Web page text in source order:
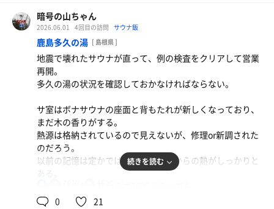
終始、雨の外気浴。
雨に打たれることを心配していたが、インフィニティの上
にはタープが設置。
タープのおかげで雨がしのげる。
雨の外気浴で雨がしのげること自体が気持ちいい。
ポツポツとタープに落ちる雨の音もグッド。
国道沿いの立地なので水しぶきをあげる車の通行音が気に
なるが、
これはさざ波の音だと思い込むことにした。
外気浴中の11時くらい。
タープに溜まっていた雨水が一気に流れ落ちてきた。
滝のようなアトラクション。
も。
ビート板をひとつ取りサ室へ。
ドライでチリチリの95℃。
熱源を覗き込むと、ハルビアっぽい型の小さいストーブが
2つ稼働している。
窓から境水道を眺めるもよし。テレビを見るのもよし。
ここのテレビ、サ室の大きさに対してちょうどいい画面の
大きさで観やすい。
ポツリと降っているかいないかぐらいの薄曇りの空。
週末は予約制のサウナに遠征予定なので天気も気になる。
ドライなりのスローな発汗。妥協点を見つけてサ室を出
る。
水に浸かると、そんなわけない。シビレがくるので体感
暗号の山ちゃん
2026.06.01 4回目の訪問 サウナ飯
鹿島多久の湯 [ 島根県 ]
地震で壊れたサウナが直って、例の検査をクリアして営業
再開。
多久の湯の状況を確認しておかなければならない。
サ室はボナサウナの座面と背もたれが新しくなっており、
まだ木の香りがする。
熱源は格納されているので見えないが、修理or新調された
のだろう。
以前の記憶は定かではないが、座面からの熱がしっかりと
腰回りが暖かく、腰痛持ちにはありがたい。
続きを読む
0 21